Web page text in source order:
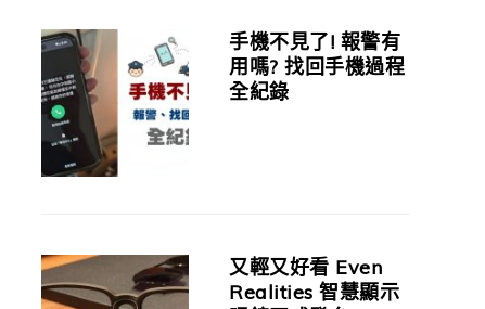
手機不見了! 報警有
用嗎? 找回手機過程
全紀錄
又輕又好看 Even
Realities 智慧顯示